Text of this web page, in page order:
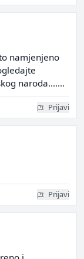
namjenjeno
naroda.......
Prijavi
Prijavi